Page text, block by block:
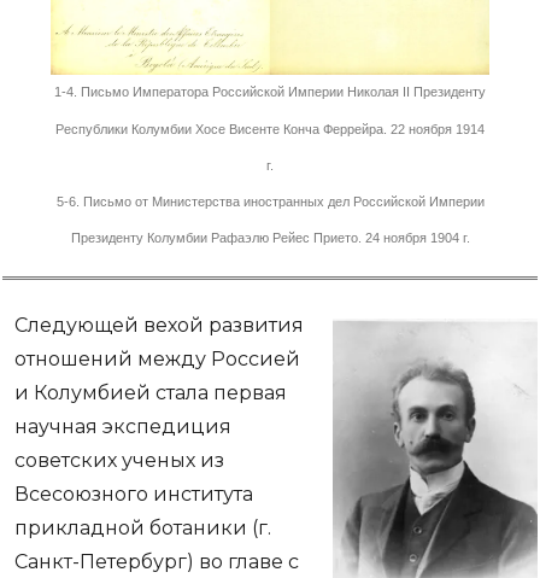
1-4. Письмо Императора Российской Империи Николая II Президенту
Республики Колумбии Хосе Висенте Конча Феррейра. 22 ноября 1914
г.
5-6. Письмо от Министерства иностранных дел Российской Империи
Президенту Колумбии Рафаэлю Рейес Прието. 24 ноября 1904 г.
Следующей вехой развития
отношений между Россией
и Колумбией стала первая
научная экспедиция
советских ученых из
Всесоюзного института
прикладной ботаники (г.
Санкт-Петербург) во главе с